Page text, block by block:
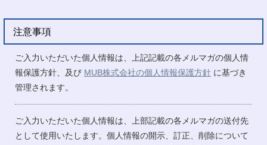
注意事項
ご入力いただいた個人情報は、上記記載の各メルマガの個人情
報保護方針、及び MUB株式会社の個人情報保護方針 に基づき
管理されます。
ご入力いただいた個人情報は、上部記載の各メルマガの送付先
として使用いたします。個人情報の開示、訂正、削除について